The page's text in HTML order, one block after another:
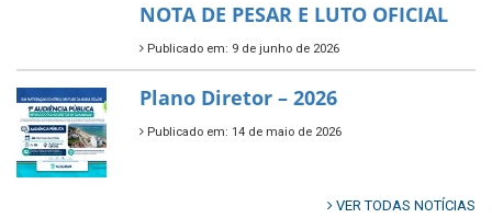
🌳🌱 Projeto Arborização Urbana!
Publicado em: 9 de junho de 2026
🌿🚤 Semana Mundial do Meio
Ambiente em Tamandaré